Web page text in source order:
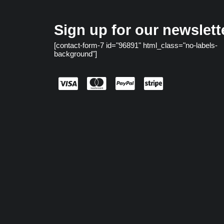
Sign up for our
[contact-form-7 id="96891" html_class="no-labels-
background"]